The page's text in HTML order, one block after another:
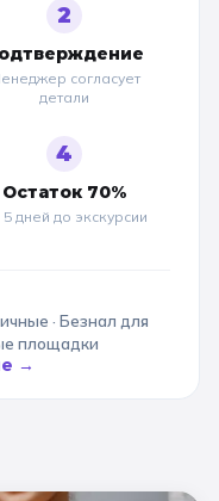
2
согласует
детали
4
Остаток 70%
5 дней до экскурсии
· Безнал для
площадки
→